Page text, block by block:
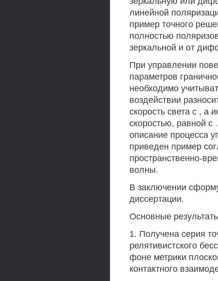
линейной
пример точного
полностью
зеркальной и от
При управлении
параметров
необходимо
воздействии
скорость света с , а
скоростью, равной с
описание процесса
приведен пример
пространственно-
волны.
В заключении
диссертации.
Основные
1. Получена серия
релятивистского
фоне метрики
контактного